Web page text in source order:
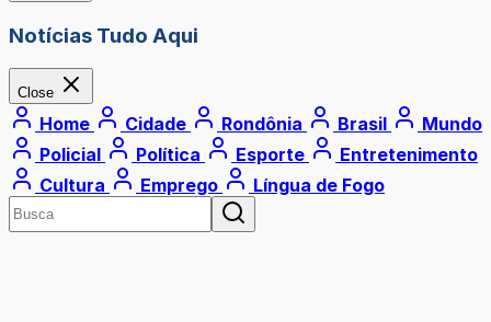
Notícias Tudo Aqui
Close
Home Cidade Rondônia Brasil
Mundo
Policial
Política Esporte
Entretenimento
Cultura
Emprego Língua de Fogo